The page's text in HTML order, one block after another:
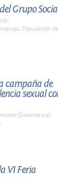
Grupo
Diputación de
campaña de
sexual
(Salamanca)
VI Feria